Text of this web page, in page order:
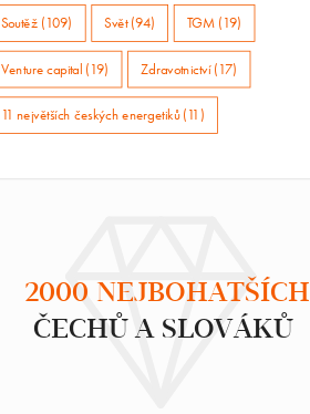
Soutěž (109) Svět (94) TGM (19)
Venture capital (19) Zdravotnictví (17)
11 největších českých energetiků (11)
2000 NEJBOHATŠÍCH
ČECHŮ A SLOVÁKŮ